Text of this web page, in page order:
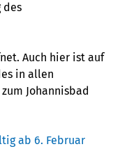
des
Auch hier ist auf
in allen
Johannisbad
ab 6. Februar